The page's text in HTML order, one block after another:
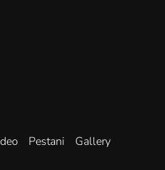
Pestani
Gallery